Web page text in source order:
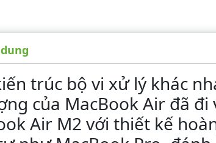
trúc bộ vi xử lý khác
của MacBook Air đã đi
Air M2 với thiết kế